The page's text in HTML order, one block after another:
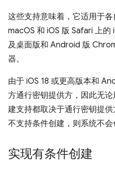
这些支持意味着，它适用于
macOS 和 iOS 版 Safari 上
及桌面版和 Android 版
器。
由于 iOS 18 或更高版本和
方通行密钥提供方，因此无
建支持都取决于通行密钥提
不支持条件创建，则系统不会
实现有条件创建